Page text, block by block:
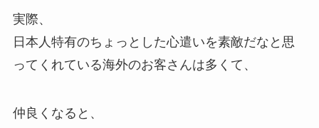
実際、
日本人特有のちょっとした心遣いを素敵だなと思
ってくれている海外のお客さんは多くて、
仲良くなると、